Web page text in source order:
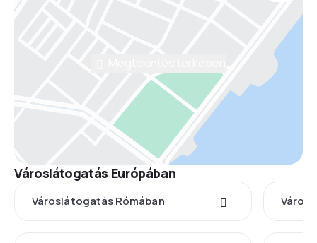
Városlátogatás Európában
Városlátogatás Rómában